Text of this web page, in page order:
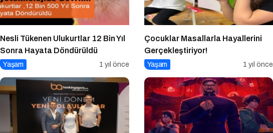
Nesli Tükenen Ulukurtlar 12 Bin Yıl
Sonra Hayata Döndürüldü
Yaşam 1 yıl önce
Çocuklar Masallarla Hayallerini
Gerçekleştiriyor!
Yaşam 1 yıl önce